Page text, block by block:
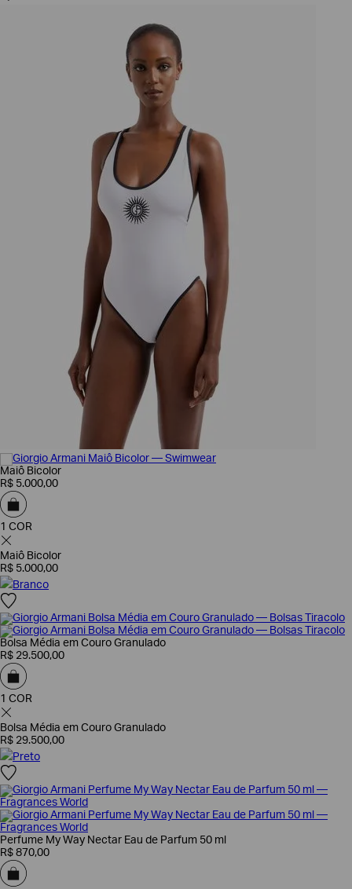
Maiô Bicolor
R$ 5.000,00
1 COR
Maiô Bicolor
R$ 5.000,00
Branco
Bolsa Média em Couro Granulado
R$ 29.500,00
1 COR
Bolsa Média em Couro Granulado
R$ 29.500,00
Preto
Perfume My Way Nectar Eau de Parfum 50 ml
R$ 870,00
Exchange
Produtos
Femininos
Masculinos
Armani/Silos
Armani
Values